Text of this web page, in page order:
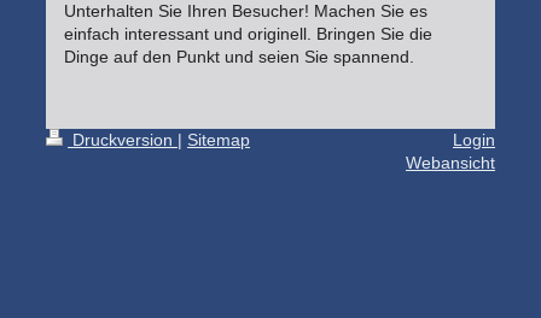
Unterhalten Sie Ihren Besucher! Machen Sie es
einfach interessant und originell. Bringen Sie die
Dinge auf den Punkt und seien Sie spannend.
Druckversion | Sitemap
Login
Webansicht